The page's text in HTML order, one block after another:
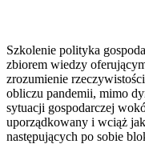
Szkolenie polityka
zbiorem wiedzy
zrozumienie
obliczu pandemii, mimo
sytuacji gospodarczej
uporządkowany i wciąż
następujących po sobie